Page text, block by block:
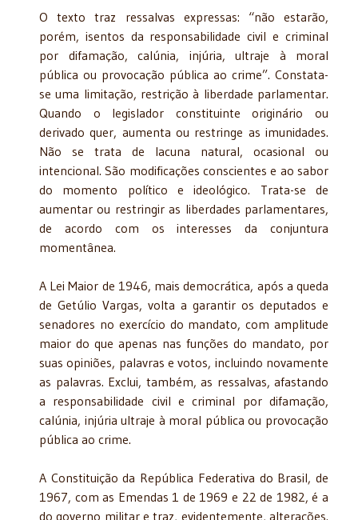
O texto traz ressalvas expressas: “não estarão,
porém, isentos da responsabilidade civil e criminal
por difamação, calúnia, injúria, ultraje à moral
pública ou provocação pública ao crime”. Constata-
se uma limitação, restrição à liberdade parlamentar.
Quando o legislador constituinte originário ou
derivado quer, aumenta ou restringe as imunidades.
Não se trata de lacuna natural, ocasional ou
intencional. São modificações conscientes e ao sabor
do momento político e ideológico. Trata-se de
aumentar ou restringir as liberdades parlamentares,
de acordo com os interesses da conjuntura
momentânea.
A Lei Maior de 1946, mais democrática, após a queda
de Getúlio Vargas, volta a garantir os deputados e
senadores no exercício do mandato, com amplitude
maior do que apenas nas funções do mandato, por
suas opiniões, palavras e votos, incluindo novamente
as palavras. Exclui, também, as ressalvas, afastando
a responsabilidade civil e criminal por difamação,
calúnia, injúria ultraje à moral pública ou provocação
pública ao crime.
A Constituição da República Federativa do Brasil, de
1967, com as Emendas 1 de 1969 e 22 de 1982, é a
do governo militar e traz, evidentemente, alterações.